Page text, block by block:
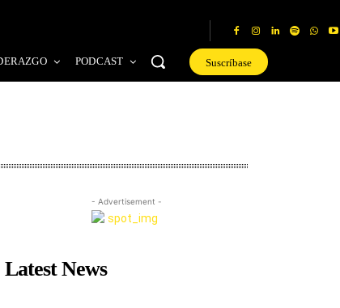
PODCAST Suscríbase
- Advertisement -
Latest News